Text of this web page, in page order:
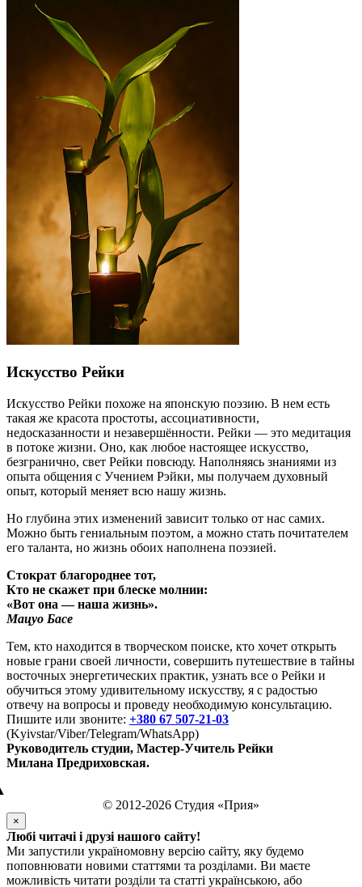
Искусство Рейки
Искусство Рейки похоже на японскую поэзию. В нем есть
такая же красота простоты, ассоциативности,
недосказанности и незавершённости. Рейки — это медитация
в потоке жизни. Оно, как любое настоящее искусство,
безгранично, свет Рейки повсюду. Наполняясь знаниями из
опыта общения с Учением Рэйки, мы получаем духовный
опыт, который меняет всю нашу жизнь.
Но глубина этих изменений зависит только от нас самих.
Можно быть гениальным поэтом, а можно стать почитателем
его таланта, но жизнь обоих наполнена поэзией.
Стократ благороднее тот,
Кто не скажет при блеске молнии:
«Вот она — наша жизнь».
Мацуо Басе
Тем, кто находится в творческом поиске, кто хочет открыть
новые грани своей личности, совершить путешествие в тайны
восточных энергетических практик, узнать все о Рейки и
обучиться этому удивительному искусству, я с радостью
отвечу на вопросы и проведу необходимую консультацию.
Пишите или звоните: +380 67 507-21-03
(Kyivstar/Viber/Telegram/WhatsApp)
Руководитель студии, Мастер-Учитель Рейки
Милана Предриховская.
© 2012-2026 Студия «Прия»
×
Любі читачі і друзі нашого сайту!
Ми запустили україномовну версію сайту, яку будемо
поповнювати новими статтями та розділами. Ви маєте
можливість читати розділи та статті українською, або